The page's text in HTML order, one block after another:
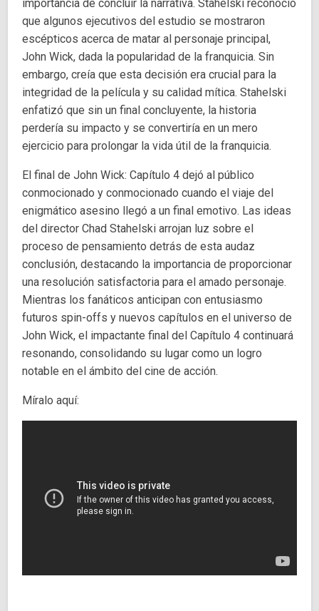
importancia de concluir la narrativa. Stahelski reconoció
que algunos ejecutivos del estudio se mostraron
escépticos acerca de matar al personaje principal,
John Wick, dada la popularidad de la franquicia. Sin
embargo, creía que esta decisión era crucial para la
integridad de la película y su calidad mítica. Stahelski
enfatizó que sin un final concluyente, la historia
perdería su impacto y se convertiría en un mero
ejercicio para prolongar la vida útil de la franquicia.
El final de John Wick: Capítulo 4 dejó al público
conmocionado y conmocionado cuando el viaje del
enigmático asesino llegó a un final emotivo. Las ideas
del director Chad Stahelski arrojan luz sobre el
proceso de pensamiento detrás de esta audaz
conclusión, destacando la importancia de proporcionar
una resolución satisfactoria para el amado personaje.
Mientras los fanáticos anticipan con entusiasmo
futuros spin-offs y nuevos capítulos en el universo de
John Wick, el impactante final del Capítulo 4 continuará
resonando, consolidando su lugar como un logro
notable en el ámbito del cine de acción.
Míralo aquí: